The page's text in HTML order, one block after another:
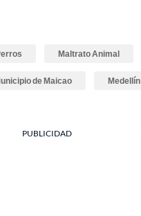
Maltrato Animal
de Maicao Medellín
PUBLICIDAD